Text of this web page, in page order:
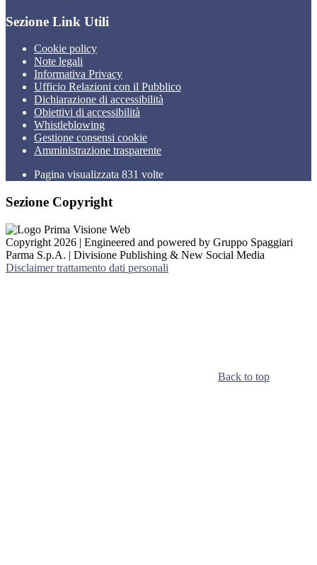
Sezione Link Utili
Cookie policy
Note legali
Informativa Privacy
Ufficio Relazioni con il Pubblico
Dichiarazione di accessibilità
Obiettivi di accessibilità
Whistleblowing
Gestione consensi cookie
Amministrazione trasparente
Pagina visualizzata 831 volte
Sezione Copyright
Copyright 2026 | Engineered and powered by Gruppo Spaggiari
Parma S.p.A. | Divisione Publishing & New Social Media
Disclaimer trattamento dati personali
Back to top